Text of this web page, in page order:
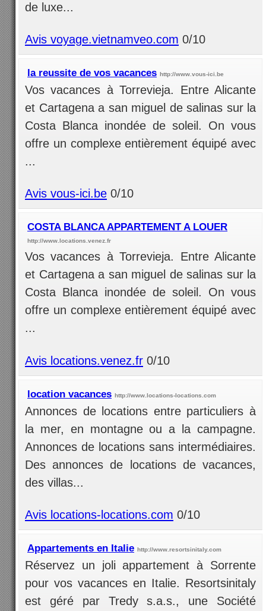
de luxe...
Avis voyage.vietnamveo.com 0/10
la reussite de vos vacances http://www.vous-ici.be
Vos vacances à Torrevieja. Entre Alicante
et Cartagena a san miguel de salinas sur la
Costa Blanca inondée de soleil. On vous
offre un complexe entièrement équipé avec
...
Avis vous-ici.be 0/10
COSTA BLANCA APPARTEMENT A LOUER
http://www.locations.venez.fr
Vos vacances à Torrevieja. Entre Alicante
et Cartagena a san miguel de salinas sur la
Costa Blanca inondée de soleil. On vous
offre un complexe entièrement équipé avec
...
Avis locations.venez.fr 0/10
location vacances http://www.locations-locations.com
Annonces de locations entre particuliers à
la mer, en montagne ou a la campagne.
Annonces de locations sans intermédiaires.
Des annonces de locations de vacances,
des villas...
Avis locations-locations.com 0/10
Appartements en Italie http://www.resortsinitaly.com
Réservez un joli appartement à Sorrente
pour vos vacances en Italie. Resortsinitaly
est géré par Tredy s.a.s., une Société